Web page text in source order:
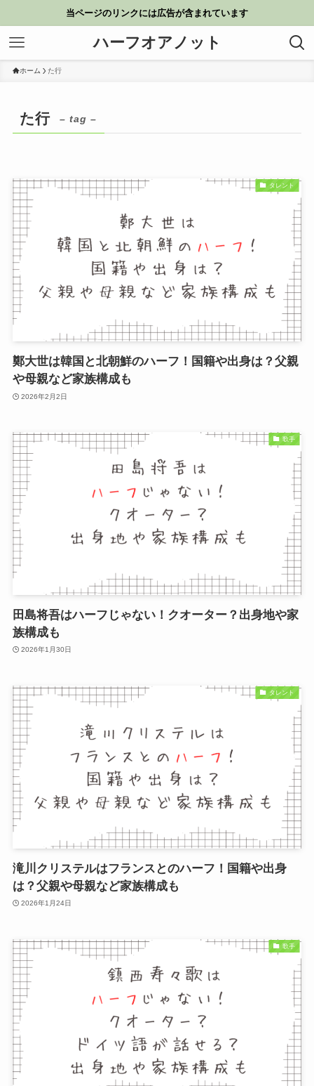
当ページのリンクには広告が含まれています
ハーフオアノット
ホーム た行
た行 – tag –
タレント
鄭大世は韓国と北朝鮮のハーフ！国籍や出身は？父親
や母親など家族構成も
2026年2月2日
歌手
田島将吾はハーフじゃない！クオーター？出身地や家
族構成も
2026年1月30日
タレント
滝川クリステルはフランスとのハーフ！国籍や出身
は？父親や母親など家族構成も
2026年1月24日
歌手